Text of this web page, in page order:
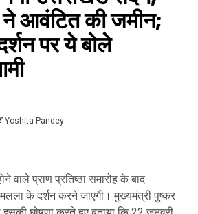
ने आवंटित की जमीन;
पर ये बोले
Yoshita Pandey
वाले प्राण प्रतिष्ठा समारोह के बाद
के दर्शन करने जाएगी। मुख्यमंत्री पुष्कर